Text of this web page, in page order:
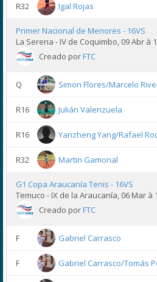
R32 Igal Rojas
Primer Nacional de Menores - 16VS
La Serena - IV de Coquimbo, 09 Abr à
Creado porFTC
Q Simon Flores/Marcelo
R16 Julián Valenzuela
R16 Yanzheng Yang/Rafael
R32 Martin Gamonal
G1 Copa Araucanía Tenis - 16VS
Temuco - IX de la Araucanía, 06 Mar à
Creado porFTC
F Gabriel Carrasco
F Gabriel Carrasco/Tomás